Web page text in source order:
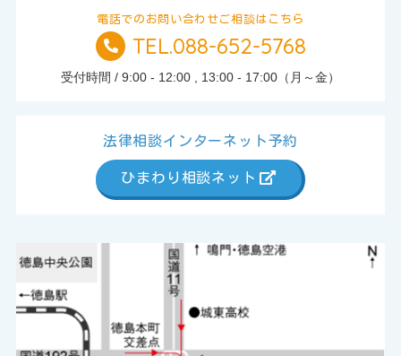
電話でのお問い合わせご相談はこちら
TEL.
TEL.088-652-5768
受付時間 / 9:00 - 12:00 , 13:00 - 17:00（月～金）
法律相談インターネット予約
ひまわり相談ネット